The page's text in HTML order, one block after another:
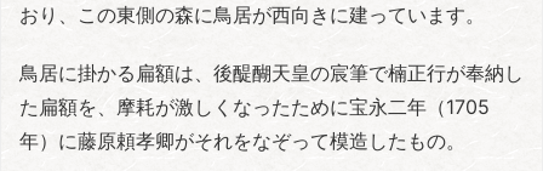
おり、この東側の森に鳥居が西向きに建っています。
鳥居に掛かる扁額は、後醍醐天皇の宸筆で楠正行が奉納し
た扁額を、摩耗が激しくなったために宝永二年（1705
年）に藤原頼孝卿がそれをなぞって模造したもの。